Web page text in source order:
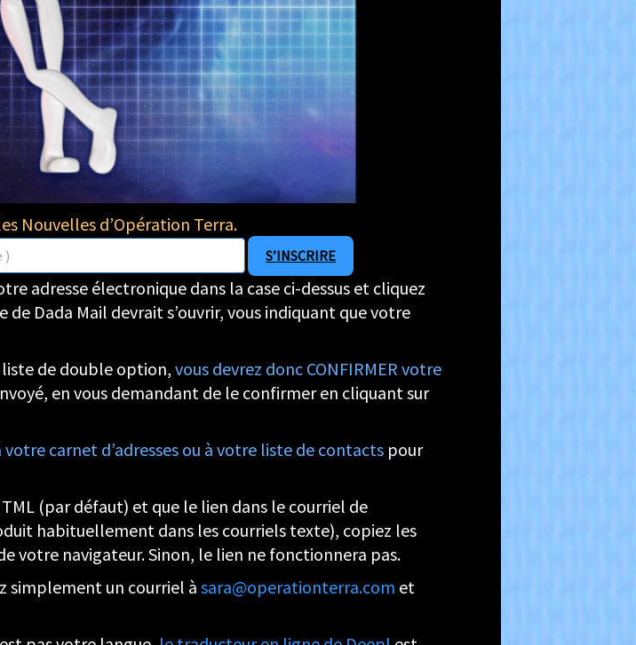
Nouvelles d’Opération Terra.
adresse électronique dans la case ci-dessus et cliquez
de Dada Mail devrait s’ouvrir, vous indiquant que votre
liste de double option, vous devrez donc CONFIRMER votre
en vous demandant de le confirmer en cliquant sur
carnet d’adresses ou à votre liste de contacts pour
(par défaut) et que le lien dans le courriel de
habituellement dans les courriels texte), copiez les
votre navigateur. Sinon, le lien ne fonctionnera pas.
simplement un courriel à sara@operationterra.com et